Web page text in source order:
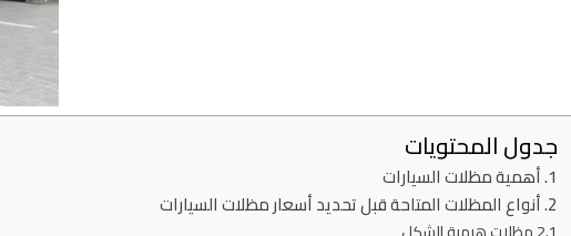
جدول المحتويات
1. أهمية مظلات السيارات
2. أنواع المظلات المتاحة قبل تحديد أسعار مظلات السيارات